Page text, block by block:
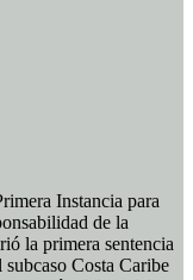
Instancia para
de la
la primera sentencia
Costa Caribe